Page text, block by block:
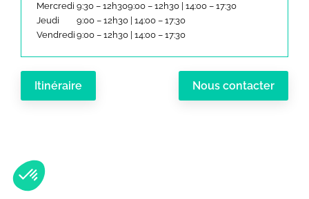
Mercredi 9:30 – 12h309:00 – 12h30 | 14:00 – 17:30
Jeudi
9:00 – 12h30 | 14:00 – 17:30
Vendredi 9:00 – 12h30 | 14:00 – 17:30
Itinéraire Nous contacter